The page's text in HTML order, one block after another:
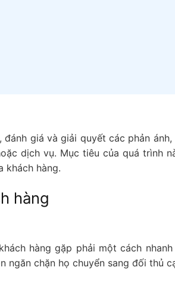
giá và giải quyết các phản ánh,
dịch vụ. Mục tiêu của quá trình
khách hàng.
hàng
hàng gặp phải một cách
ngăn chặn họ chuyển sang đối thủ